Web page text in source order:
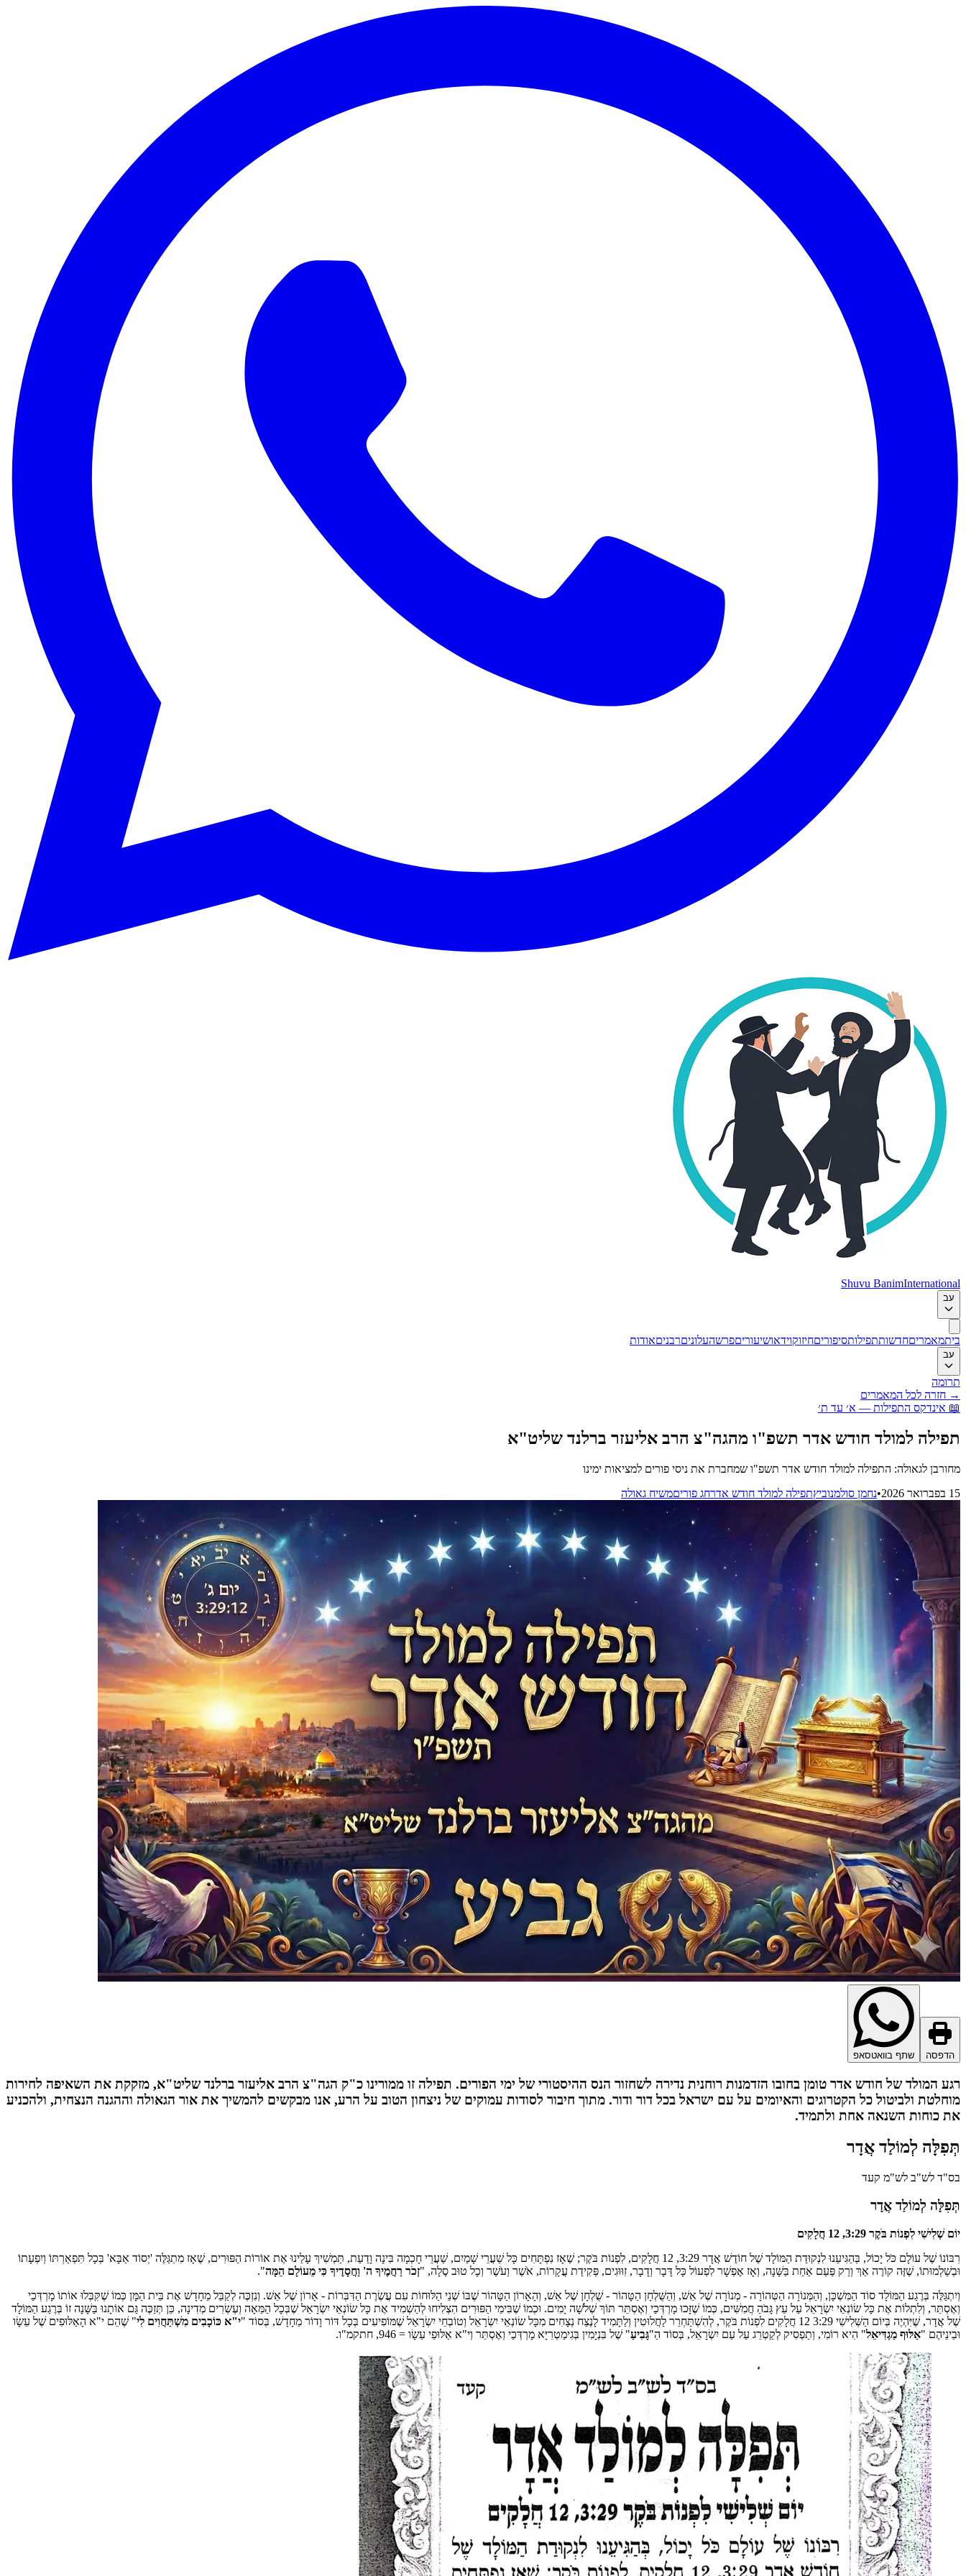
Shuvu BanimInternational
עב
ביתמאמריםחדשותתפילותסיפוריםחיזוקוידאושיעוריםפרשהעלוניםרבניםאודות
עב
תרומה
→ חזרה לכל המאמרים
📖 אינדקס התפילות — א׳ עד ת׳
תפילה למולד חודש אדר תשפ"ו מהגה"צ הרב אליעזר ברלנד שליט"א
מחורבן לגאולה: התפילה למולד חודש אדר תשפ"ו שמחברת את ניסי פורים למציאות ימינו
15 בפברואר 2026
•נחמן סולמנוביץתפילה למולד חודש אדרחג פוריםמשיח גאולה
הדפסה שתף בוואטסאפ
רגע המולד של חודש אדר טומן בחובו הזדמנות רוחנית נדירה לשחזור הנס ההיסטורי של ימי הפורים. תפילה זו ממורינו כ"ק הגה"צ הרב אליעזר ברלנד שליט"א, מזקקת את השאיפה לחירות
מוחלטת ולביטול כל הקטרוגים והאיומים על עם ישראל בכל דור ודור. מתוך חיבור לסודות עמוקים של ניצחון הטוב על הרע, אנו מבקשים להמשיך את אור הגאולה וההגנה הנצחית, ולהכניע
את כוחות השנאה אחת ולתמיד.
תְּפִלָּה לְמוֹלַד אֲדָר
בס"ד לש"ב לש"מ קעד
תְּפִלָּה לְמוֹלַד אֲדָר
יוֹם שְׁלִישִׁי לִפְנוֹת בֹּקֶר 3:29, 12 חֲלָקִים
רִבּוֹנוֹ שֶׁל עוֹלָם כֹּל יָכוֹל, בְּהַגִּיעֵנוּ לִנְקוּדַת הַמּוֹלָד שֶׁל חוֹדֶשׁ אֲדָר 3:29, 12 חֲלָקִים, לִפְנוֹת בֹּקֶר; שֶׁאָז נִפְתָּחִים כָּל שַׁעֲרֵי שָׁמַיִם, שַׁעֲרֵי חָכְמָה בִּינָה וָדַעַת, תַּמְשִׁיךְ עָלֵינוּ אֶת אוֹרוֹת הַפּוּרִים, שֶׁאָז מִתְגַּלֶּה 'יְסוֹד אַבָּא' בְּכָל תִּפְאַרְתּוֹ וְיִפְעָתוֹ
וּבְשַׁלְמוּתוֹ, שֶׁזֶּה קוֹרֶה אַךְ וְרַק פַּעַם אַחַת בַּשָּׁנָה, וְאָז אֶפְשָׁר לִפְעוֹל כָּל דָּבָר וְדָבָר, זִוּוּגִים, פְּקִידַת עֲקָרוֹת, אֹשֶׁר וְעֹשֶׁר וְכָל טוּב סֶלָה, "זְכֹר רַחֲמֶיךָ ה' וַחֲסָדֶיךָ כִּי מֵעוֹלָם הֵמָּה".
וְיִתְגַּלֶּה בְּרֶגַע הַמּוֹלָד סוֹד הַמִּשְׁכָּן, וְהַמְּנוֹרָה הַטְּהוֹרָה - מְנוֹרָה שֶׁל אֵשׁ, וְהַשֻּׁלְחָן הַטָּהוֹר - שֻׁלְחָן שֶׁל אֵשׁ, וְהָאָרוֹן הַטָּהוֹר שֶׁבּוֹ שְׁנֵי הַלּוּחוֹת עִם עֲשֶׂרֶת הַדִּבְּרוֹת - אָרוֹן שֶׁל אֵשׁ. וְנִזְכֶּה לְקַבֵּל מֵחָדָשׁ אֶת בֵּית הַמָּן כְּמוֹ שֶׁקִּבְּלוּ אוֹתוֹ מָרְדְּכַי
וְאֶסְתֵּר, וְלִתְלוֹת אֶת כָּל שׂוֹנְאֵי יִשְׂרָאֵל עַל עֵץ גָּבֹהַ חֲמִשִּׁים, כְּמוֹ שֶׁזָּכוּ מָרְדְּכַי וְאֶסְתֵּר תּוֹךְ שְׁלֹשָׁה יָמִים. וּכְמוֹ שֶׁבִּימֵי הַפּוּרִים הִצְלִיחוּ לְהַשְׁמִיד אֶת כָּל שׂוֹנְאֵי יִשְׂרָאֵל שֶׁבְּכָל הַמֵּאָה וְעֶשְׂרִים מְדִינָה, כֵּן תְּזַכֶּה גַּם אוֹתָנוּ בַּשָּׁנָה זוֹ בְּרֶגַע הַמּוֹלָד
שֶׁל אֲדָר, שֶׁיִּהְיֶה בְּיוֹם הַשְּׁלִישִׁי 3:29 12 חֲלָקִים לִפְנוֹת בֹּקֶר, לְהִשְׁתַּחְרֵר לַחֲלוּטִין וְלַתָּמִיד לָנֶצַח נְצָחִים מִכָּל שׂוֹנְאֵי יִשְׂרָאֵל וְטוֹבְחֵי יִשְׂרָאֵל שֶׁמּוֹפִיעִים בְּכָל דּוֹר וָדוֹר מֵחָדָשׁ, בְּסוֹד "
י"א כּוֹכָבִים מִשְׁתַּחֲוִים לִי" שֶׁהֵם י"א הָאַלּוּפִים שֶׁל עֵשָׂו
וּבֵינֵיהֶם "אַלּוּף מַגְדִּיאֵל" הִיא רוֹמִי, וְתַפְסִיק לְקַטְרֵג עַל עַם יִשְׂרָאֵל, בְּסוֹד הַ"גָּבִיעַ" שֶׁל בִּנְיָמִין בְּגִימַטְרִיָּא מָרְדְּכַי וְאֶסְתֵּר וְי"א אַלּוּפֵי עֵשָׂו = 946, חתקמ"ו.